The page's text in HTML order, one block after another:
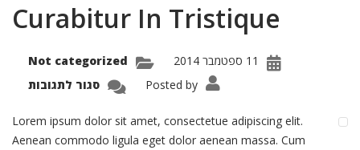
Curabitur In Tristique
11 ספטמבר 2014
Not categorized
Posted by
סגור לתגובותעל
Lorem ipsum dolor sit amet, consectetue adipiscing elit.
Aenean commodo ligula eget dolor aenean massa. Cum